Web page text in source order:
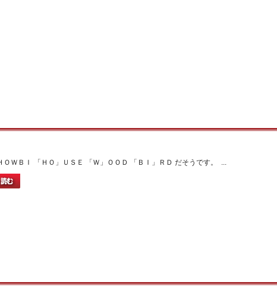
ＯＷＢＩ 「ＨＯ」ＵＳＥ 「Ｗ」ＯＯＤ 「ＢＩ」ＲＤ だそうです。 ...